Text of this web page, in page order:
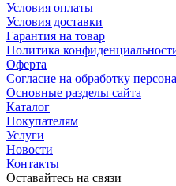
Условия оплаты
Условия доставки
Гарантия на товар
Политика
Оферта
Согласие на обработку
Основные разделы сайта
Каталог
Покупателям
Услуги
Новости
Контакты
Оставайтесь на связи